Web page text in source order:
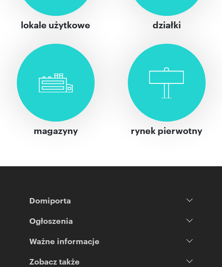
lokale użytkowe działki
magazyny rynek pierwotny
Domiporta
Ogłoszenia
Ważne informacje
Zobacz także